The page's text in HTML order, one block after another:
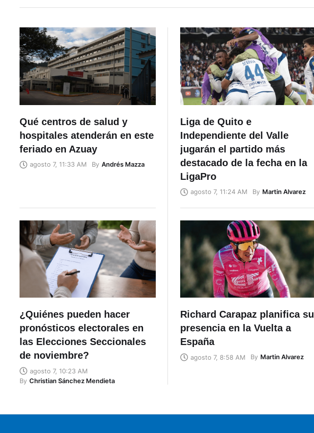
Qué centros de salud y
hospitales atenderán en este
feriado en Azuay
agosto 7, 11:33 AM By Andrés Mazza
Liga de Quito e
Independiente del Valle
jugarán el partido más
destacado de la fecha en la
LigaPro
agosto 7, 11:24 AM By Martin Alvarez
¿Quiénes pueden hacer
pronósticos electorales en
las Elecciones Seccionales
de noviembre?
agosto 7, 10:23 AM
By Christian Sánchez Mendieta
Richard Carapaz planifica su
presencia en la Vuelta a
España
agosto 7, 8:58 AM By Martin Alvarez